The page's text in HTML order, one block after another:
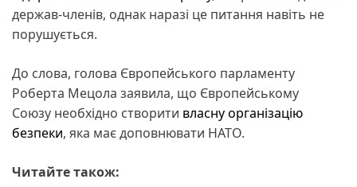
держав-членів, однак наразі це питання навіть не
порушується.
До слова, голова Європейського парламенту
Роберта Мецола заявила, що Європейському
Союзу необхідно створити власну організацію
безпеки, яка має доповнювати НАТО.
Читайте також: